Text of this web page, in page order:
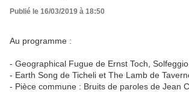
Publié le 16/03/2019 à 18:50
Au programme :
- Geographical Fugue de Ernst Toch,
- Earth Song de Ticheli et The Lamb de
- Pièce commune : Bruits de paroles de Jean